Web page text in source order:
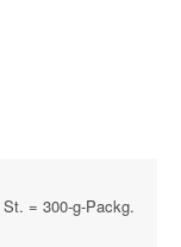
= 300-g-Packg.